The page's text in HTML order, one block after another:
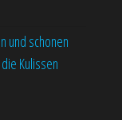
und schonen
Kulissen